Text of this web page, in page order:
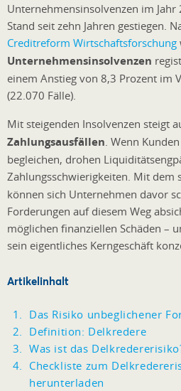
Unternehmensinsolvenzen im
Stand seit zehn Jahren gestiegen.
Creditreform Wirtschaftsforschung
Unternehmensinsolvenzen
einem Anstieg von 8,3 Prozent im
(22.070 Fälle).
Mit steigenden Insolvenzen steigt
Zahlungsausfällen. Wenn
begleichen, drohen
Zahlungsschwierigkeiten. Mit dem
können sich Unternehmen davor
Forderungen auf diesem Weg
möglichen finanziellen Schäden –
sein eigentliches Kerngeschäft
Artikelinhalt
Das Risiko unbeglichener
Definition: Delkredere
Was ist das
Checkliste zum
herunterladen